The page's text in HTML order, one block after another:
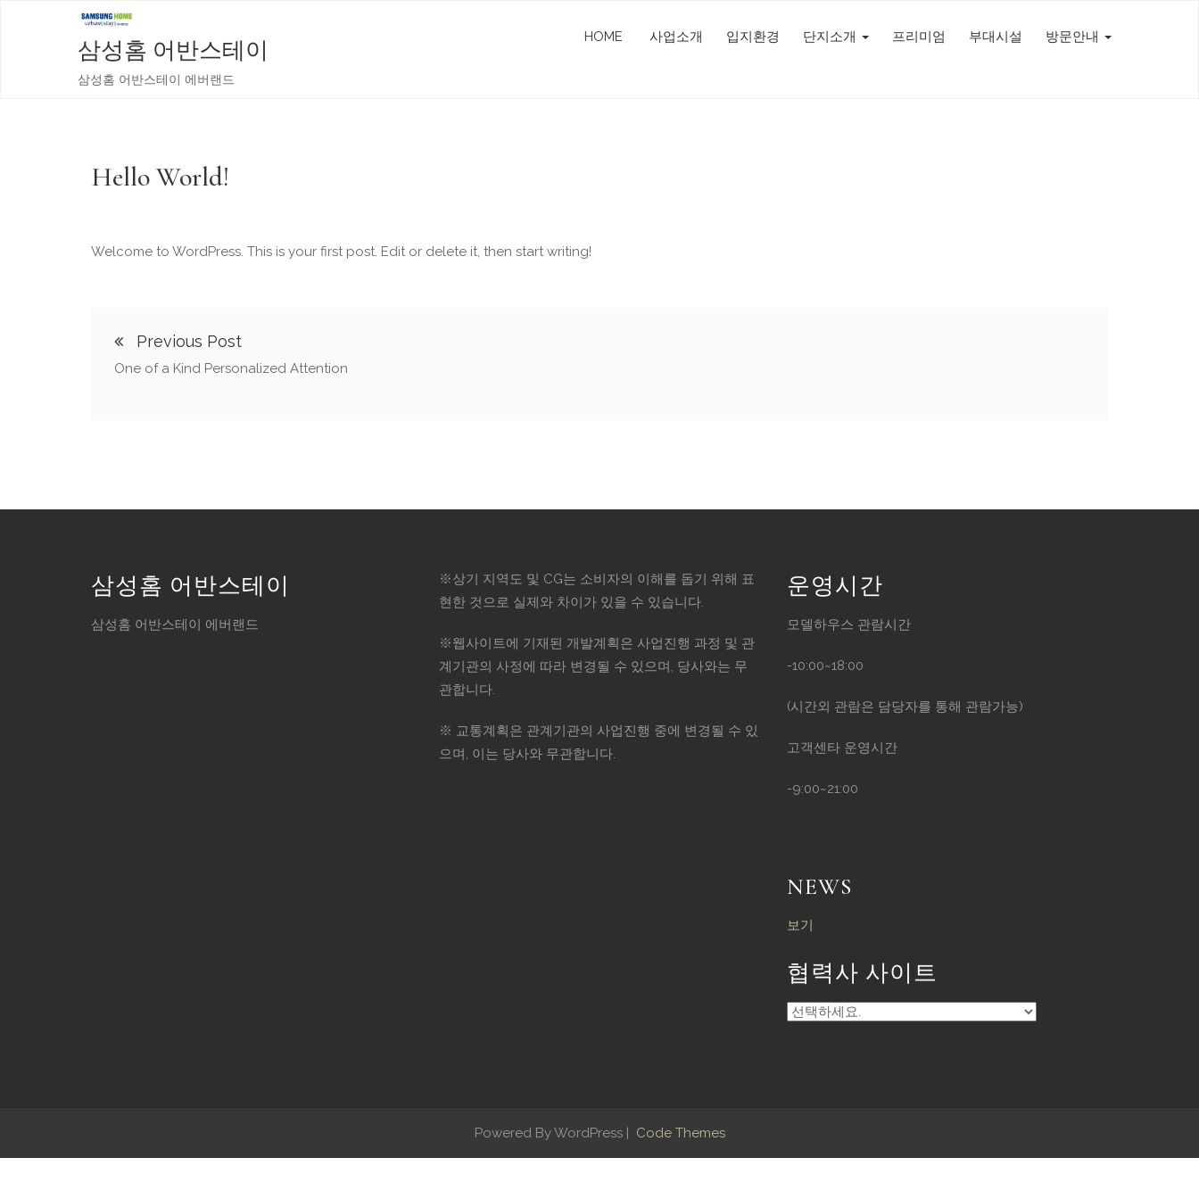
삼성홈 어반스테이
삼성홈 어반스테이 에버랜드
HOME 사업소개 입지환경 단지소개 프리미엄 부대시설 방문안내
Hello World!
Welcome to WordPress. This is your first post. Edit or delete it, then start writing!
Previous Post
One of a Kind Personalized Attention
삼성홈 어반스테이
삼성홈 어반스테이 에버랜드
※상기 지역도 및 CG는 소비자의 이해를 돕기 위해 표
현한 것으로 실제와 차이가 있을 수 있습니다.
※웹사이트에 기재된 개발계획은 사업진행 과정 및 관
계기관의 사정에 따라 변경될 수 있으며, 당사와는 무
관합니다.
※ 교통계획은 관계기관의 사업진행 중에 변경될 수 있
으며, 이는 당사와 무관합니다.
운영시간
모델하우스 관람시간
-10:00~18:00
(시간외 관람은 담당자를 통해 관람가능)
고객센타 운영시간
-9:00~21:00
NEWS
보기
협력사 사이트
Powered By WordPress | Code Themes